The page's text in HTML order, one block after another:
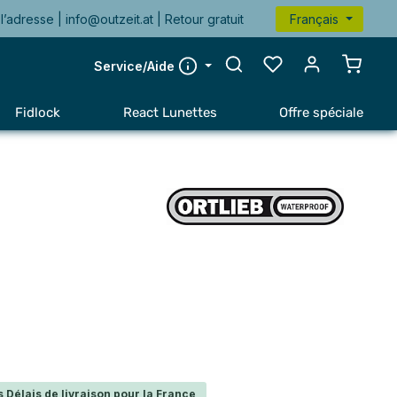
|info@outzeit.at | Retour gratuit Français
Service/Aide
Le
Fidlock React Lunettes Offre spéciale
Délais de livraison pour la France